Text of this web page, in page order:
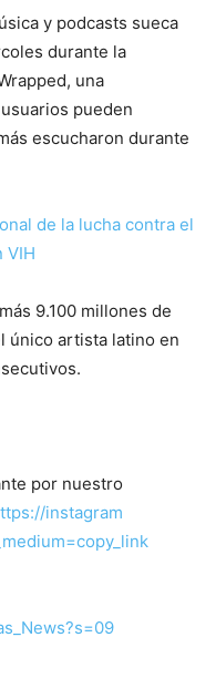
y podcasts sueca
durante la
una
pueden
escucharon durante
de la lucha contra el
VIH
9.100 millones de
único artista latino en
por nuestro
instagram